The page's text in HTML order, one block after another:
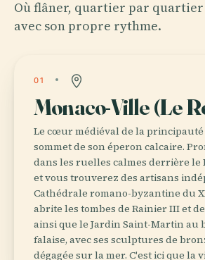
Où flâner, quartier par
avec son propre rythme.
01
Monaco-Ville (Le
Le cœur médiéval de la principauté
sommet de son éperon calcaire.
dans les ruelles calmes derrière le
et vous trouverez des artisans
Cathédrale romano-byzantine du
abrite les tombes de Rainier III et
ainsi que le Jardin Saint-Martin au
falaise, avec ses sculptures de
dégagée sur la mer. C'est ici que la